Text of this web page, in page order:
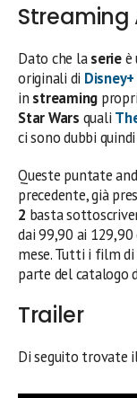
Streaming
Dato che laserieè
originali di Disney+
in streaming
Star Wars quali
ci sono dubbi
Queste puntate
precedente, già
2 basta
dai 99,90 ai 129,90
mese. Tutti i film di
parte del
Trailer
Di seguito trovate